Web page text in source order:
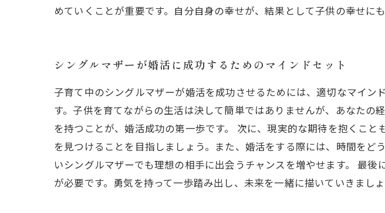
めていくことが重要です。自分自身の幸せが、結果として子供の幸せに
シングルマザーが婚活に成功するためのマインドセット
子育て中のシングルマザーが婚活を成功させるためには、適切なマイ
す。子供を育てながらの生活は決して簡単ではありませんが、あなた
を持つことが、婚活成功の第一歩です。 次に、現実的な期待を抱くこ
を見つけることを目指しましょう。また、婚活をする際には、時間を
いシングルマザーでも理想の相手に出会うチャンスを増やせます。 最
が必要です。勇気を持って一歩踏み出し、未来を一緒に描いていきまし